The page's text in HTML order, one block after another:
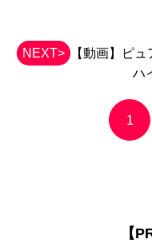
NEXT> 【動画】ピュ
ハ
1
【